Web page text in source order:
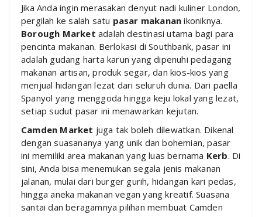
Jika Anda ingin merasakan denyut nadi kuliner London,
pergilah ke salah satu pasar makanan ikoniknya.
Borough Market adalah destinasi utama bagi para
pencinta makanan. Berlokasi di Southbank, pasar ini
adalah gudang harta karun yang dipenuhi pedagang
makanan artisan, produk segar, dan kios-kios yang
menjual hidangan lezat dari seluruh dunia. Dari paella
Spanyol yang menggoda hingga keju lokal yang lezat,
setiap sudut pasar ini menawarkan kejutan.
Camden Market juga tak boleh dilewatkan. Dikenal
dengan suasananya yang unik dan bohemian, pasar
ini memiliki area makanan yang luas bernama Kerb. Di
sini, Anda bisa menemukan segala jenis makanan
jalanan, mulai dari burger gurih, hidangan kari pedas,
hingga aneka makanan vegan yang kreatif. Suasana
santai dan beragamnya pilihan membuat Camden